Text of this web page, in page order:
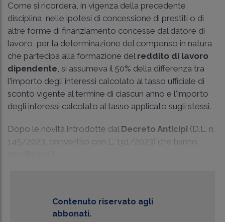
Come si ricorderà, in vigenza della precedente
disciplina, nelle ipotesi di concessione di prestiti o di
altre forme di finanziamento concesse dal datore di
lavoro, per la determinazione del compenso in natura
che partecipa alla formazione del reddito di lavoro
dipendente, si assumeva il 50% della differenza tra
l'importo degli interessi calcolato al tasso ufficiale di
sconto vigente al termine di ciascun anno e l'importo
degli interessi calcolato al tasso applicato sugli stessi.
Dopo le novità introdotte dal Decreto Anticipi (D.L. n.
145/2023, convertito con L. 191/2023) che hanno
Contenuto riservato agli
abbonati.